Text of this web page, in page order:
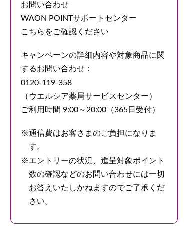
お問い合わせ
WAON POINTサポートセンター
こちら をご確認ください
キャンペーンの詳細内容や対象商品に関
するお問い合わせ：
0120-119-358
（ウエルシア薬局サービスセンター）
ご利用時間 9:00～20:00（365日受付）
通信費はお客さまのご負担になりま
す。
エントリーの状況、進呈対象ポイント
数の確認などのお問い合わせには一切
お答えいたしかねますのでご了承くだ
さい。